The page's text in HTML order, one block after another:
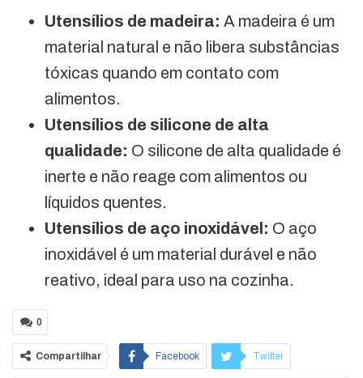
Utensílios de madeira: A madeira é um
material natural e não libera substâncias
tóxicas quando em contato com
alimentos.
Utensílios de silicone de alta
qualidade: O silicone de alta qualidade é
inerte e não reage com alimentos ou
líquidos quentes.
Utensílios de aço inoxidável: O aço
inoxidável é um material durável e não
reativo, ideal para uso na cozinha.
0
Compartilhar Facebook Twitter